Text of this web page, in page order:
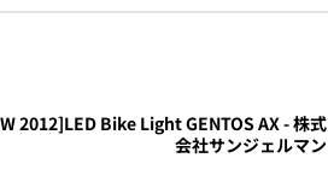
2012]LED Bike Light GENTOS AX - 株式
会社サンジェルマン